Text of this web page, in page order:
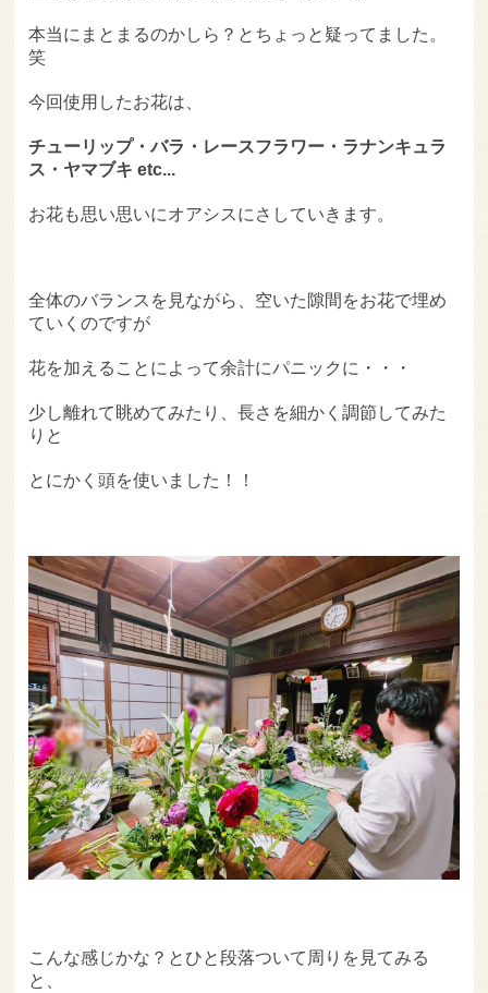
本当にまとまるのかしら？とちょっと疑ってました。
笑
今回使用したお花は、
チューリップ・バラ・レースフラワー・ラナンキュラ
ス・ヤマブキ etc...
お花も思い思いにオアシスにさしていきます。
全体のバランスを見ながら、空いた隙間をお花で埋め
ていくのですが
花を加えることによって余計にパニックに・・・
少し離れて眺めてみたり、長さを細かく調節してみた
りと
とにかく頭を使いました！！
こんな感じかな？とひと段落ついて周りを見てみる
と、